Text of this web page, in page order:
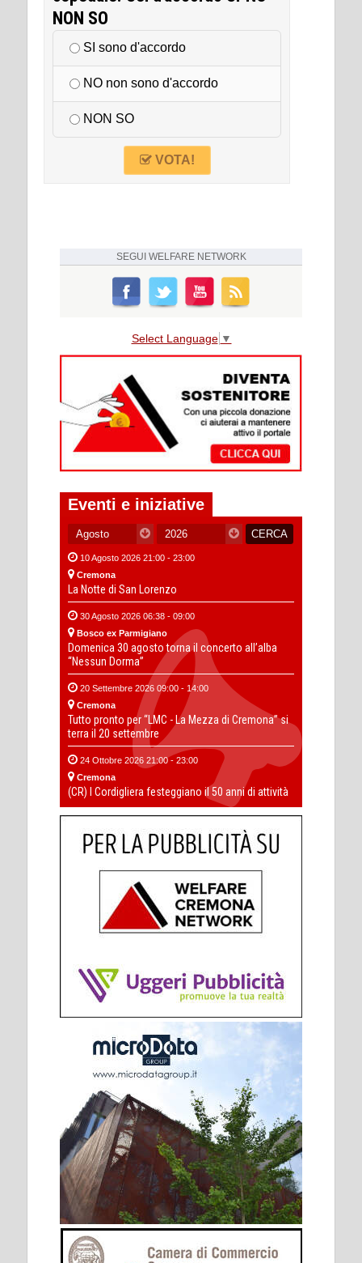
NON SO
SI sono d'accordo
NO non sono d'accordo
NON SO
VOTA!
SEGUI WELFARE NETWORK
Select Language ▼
Eventi e iniziative
10 Agosto 2026 21:00 - 23:00
Cremona
La Notte di San Lorenzo
30 Agosto 2026 06:38 - 09:00
Bosco ex Parmigiano
Domenica 30 agosto torna il concerto all’alba
“Nessun Dorma”
20 Settembre 2026 09:00 - 14:00
Cremona
Tutto pronto per “LMC - La Mezza di Cremona” si
terra il 20 settembre
24 Ottobre 2026 21:00 - 23:00
Cremona
(CR) I Cordigliera festeggiano il 50 anni di attività